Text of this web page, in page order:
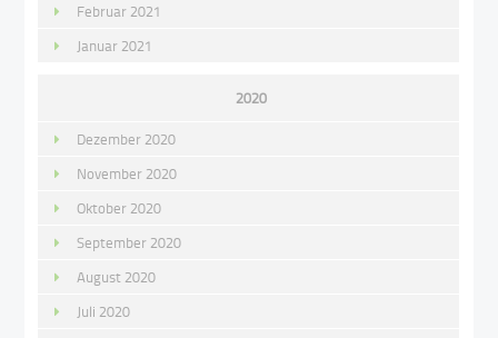
Februar 2021
Januar 2021
2020
Dezember 2020
November 2020
Oktober 2020
September 2020
August 2020
Juli 2020